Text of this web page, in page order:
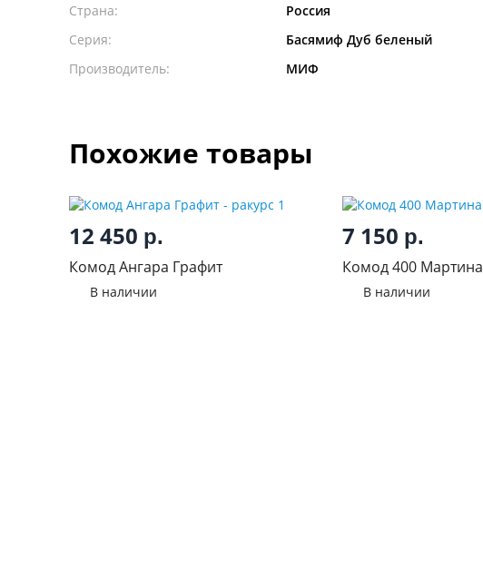
Страна:
Россия
Серия:
Басямиф Дуб беленый
Производитель:
МИФ
Похожие товары
12 450 р.
Комод Ангара Графит
В наличии
7 150 р.
Комод 400 Мартина
В наличии